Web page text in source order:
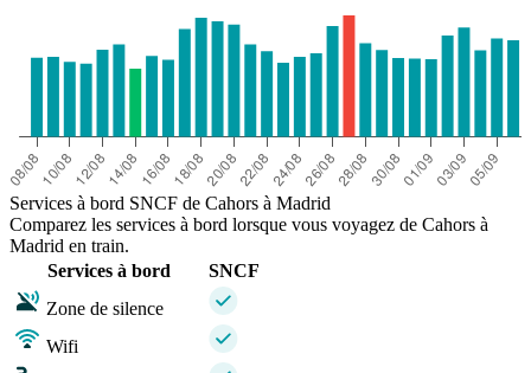
Services à bord SNCF de Cahors à Madrid
Comparez les services à bord lorsque vous voyagez de Cahors à
Madrid en train.
Services à bord
SNCF
Zone de silence
Wifi